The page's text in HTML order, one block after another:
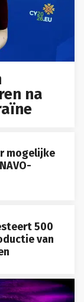
na
mogelijke
500
van